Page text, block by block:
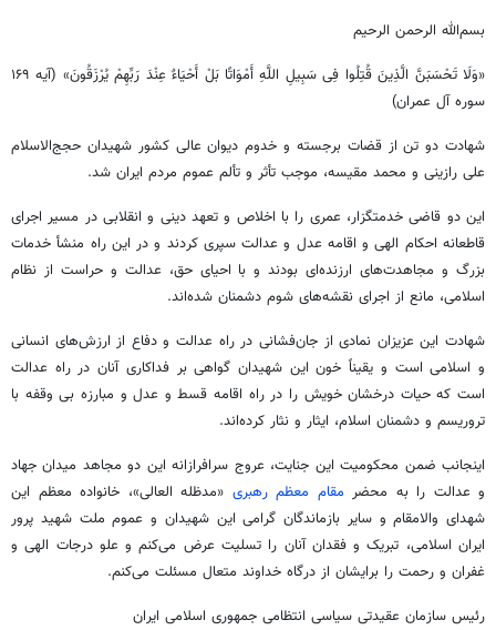
بسم‌الله الرحمن الرحیم
«وَلَا تَحْسَبَنَّ الَّذِینَقُتِلُوا فِیسَبِیلِ اللَّهِ أَمْوَاتًا بَلْ أَحْیَاءٌ عِنْدَ رَبِّهِمْ یُرْزَقُونَ
» (آیه ۱۶۹
سوره آل عمران)
شهادت دو تن از قضات برجسته و خدومدیوان عالی کشور شهیدان حجج‌الاسلام
علی رازینی و محمد مقیسه، موجب تأثر و تألم عموم مردم ایران شد.
این دو قاضی خدمتگزار، عمری را با اخلاص و تعهد دینی و انقلابی در مسیر اجرای
قاطعانه احکام الهی و اقامه عدل و عدالت سپری کردند و در این راه منشأ خدمات
بزرگ و مجاهدت‌های ارزنده‌ای بودند و با احیای حق، عدالت و حراست از نظام
اسلامی، مانع از اجرای نقشه‌های شوم دشمنان شده‌اند.
شهادت این عزیزان نمادی از جان‌فشانی در راه عدالت و دفاع از ارزش‌های انسانی
و اسلامی است و یقیناً خون این شهیدان گواهی بر فداکاری آنان در راه عدالت
است که حیات درخشان خویش را در راه اقامه قسط و عدل و مبارزه بی وقفه با
تروریسم و دشمنان اسلام، ایثار و نثار کرده‌اند.
اینجانب ضمن محکومیت این جنایت، عروج سرافرازانهاین دو مجاهد میدان جهاد
و عدالت را به محضر مقام معظم رهبری «مدظله العالی»، خانواده معظم این
شهدای والامقام و سایر بازماندگان گرامی این شهیدان و عموم ملت شهید پرور
ایران اسلامی، تبریک و فقدان آنان را تسلیت عرض می‌کنم و علو درجات الهی و
غفران و رحمت را برایشان از درگاه خداوند متعال مسئلت می‌کنم.
رئیس سازمان عقیدتی سیاسی انتظامی جمهوری اسلامی ایران